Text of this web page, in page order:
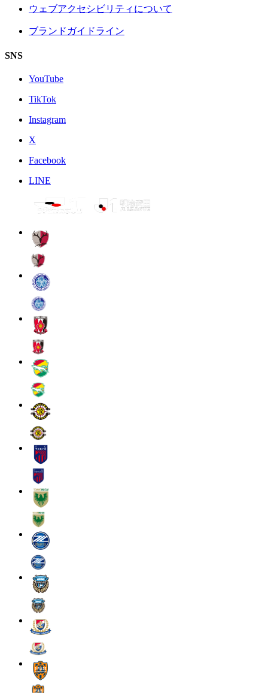
ウェブアクセシビリティについて
ブランドガイドライン
SNS
YouTube
TikTok
Instagram
X
Facebook
LINE